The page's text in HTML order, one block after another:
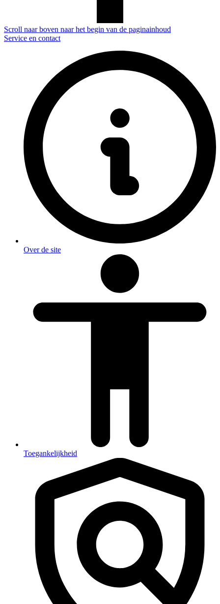
Scroll naar boven naar het begin van de paginainhoud
Service en contact
Over de site
Toegankelijkheid